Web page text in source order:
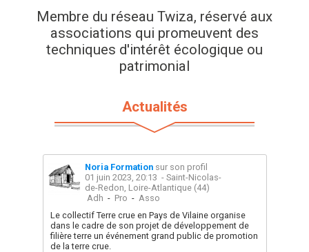
Membre du réseau Twiza, réservé aux
associations qui promeuvent des
techniques d'intérêt écologique ou
patrimonial
Actualités
Noria Formation sur son profil
01 juin 2023, 20:13 - Saint-Nicolas-
de-Redon, Loire-Atlantique (44)
Adh - Pro - Asso
Le collectif Terre crue en Pays de Vilaine organise
dans le cadre de son projet de développement de
filière terre un événement grand public de promotion
de la terre crue.